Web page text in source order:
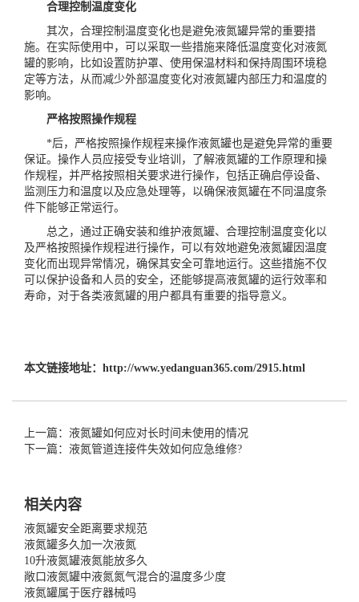
合理控制温度变化
其次，合理控制温度变化也是避免液氮罐异常的重要措
施。在实际使用中，可以采取一些措施来降低温度变化对液氮
罐的影响，比如设置防护罩、使用保温材料和保持周围环境稳
定等方法，从而减少外部温度变化对液氮罐内部压力和温度的
影响。
严格按照操作规程
*后，严格按照操作规程来操作液氮罐也是避免异常的重要
保证。操作人员应接受专业培训，了解液氮罐的工作原理和操
作规程，并严格按照相关要求进行操作，包括正确启停设备、
监测压力和温度以及应急处理等，以确保液氮罐在不同温度条
件下能够正常运行。
总之，通过正确安装和维护液氮罐、合理控制温度变化以
及严格按照操作规程进行操作，可以有效地避免液氮罐因温度
变化而出现异常情况，确保其安全可靠地运行。这些措施不仅
可以保护设备和人员的安全，还能够提高液氮罐的运行效率和
寿命，对于各类液氮罐的用户都具有重要的指导意义。
本文链接地址： http://www.yedanguan365.com/2915.html
上一篇：液氮罐如何应对长时间未使用的情况
下一篇：液氮管道连接件失效如何应急维修?
相关内容
液氮罐安全距离要求规范
液氮罐多久加一次液氮
10升液氮罐液氮能放多久
敞口液氮罐中液氮氮气混合的温度多少度
液氮罐属于医疗器械吗